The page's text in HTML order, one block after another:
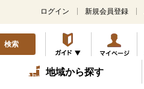
ログイン 新規会員登録
検索
地域から探す